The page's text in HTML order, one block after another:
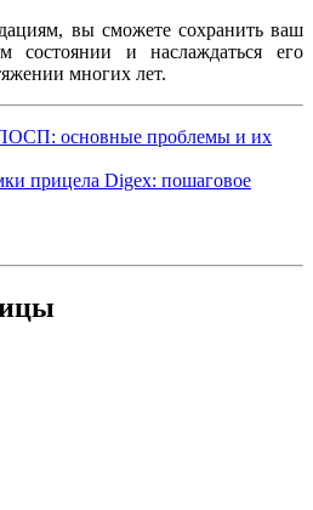
вы сможете сохранить ваш
и наслаждаться его
многих лет.
основные проблемы и их
прицела Digex: пошаговое